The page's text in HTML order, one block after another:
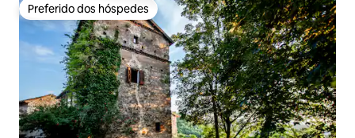
Preferido dos hóspedes
Preferido dos hóspedes